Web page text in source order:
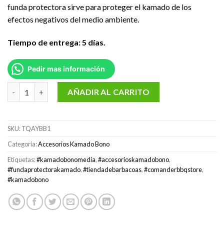
funda protectora sirve para proteger el kamado de los
efectos negativos del medio ambiente.
Tiempo de entrega: 5 días.
Pedir mas información
Funda protectora para Kamado Bono MEDIA cantidad
AÑADIR AL CARRITO
SKU:TQAYBB1
Categoría:Accesorios Kamado Bono
Etiquetas:#kamadobonomedia,#accesorioskamadobono,
#fundaprotectorakamado,#tiendadebarbacoas,#comanderbbqstore,
#kamadobono